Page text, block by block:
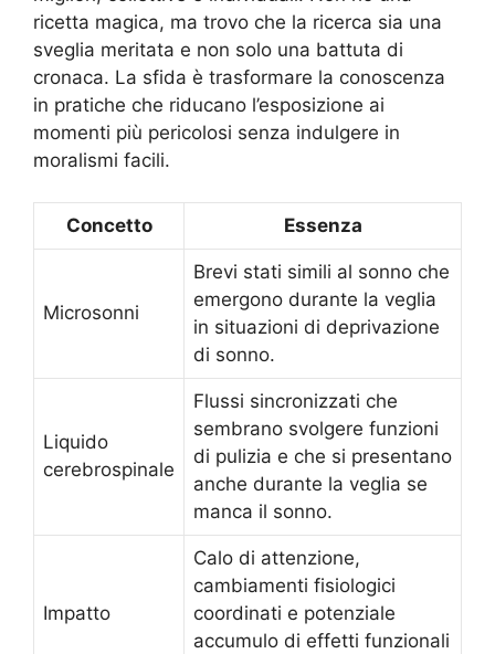
ricetta magica, ma trovo che la ricerca sia una
sveglia meritata e non solo una battuta di
cronaca. La sfida è trasformare la conoscenza
in pratiche che riducano l’esposizione ai
momenti più pericolosi senza indulgere in
moralismi facili.
Concetto Essenza
Microsonni
Brevi stati simili al sonno che
emergono durante la veglia
in situazioni di deprivazione
di sonno.
Liquido
cerebrospinale
Flussi sincronizzati che
sembrano svolgere funzioni
di pulizia e che si presentano
anche durante la veglia se
manca il sonno.
Impatto
Calo di attenzione,
cambiamenti fisiologici
coordinati e potenziale
accumulo di effetti funzionali